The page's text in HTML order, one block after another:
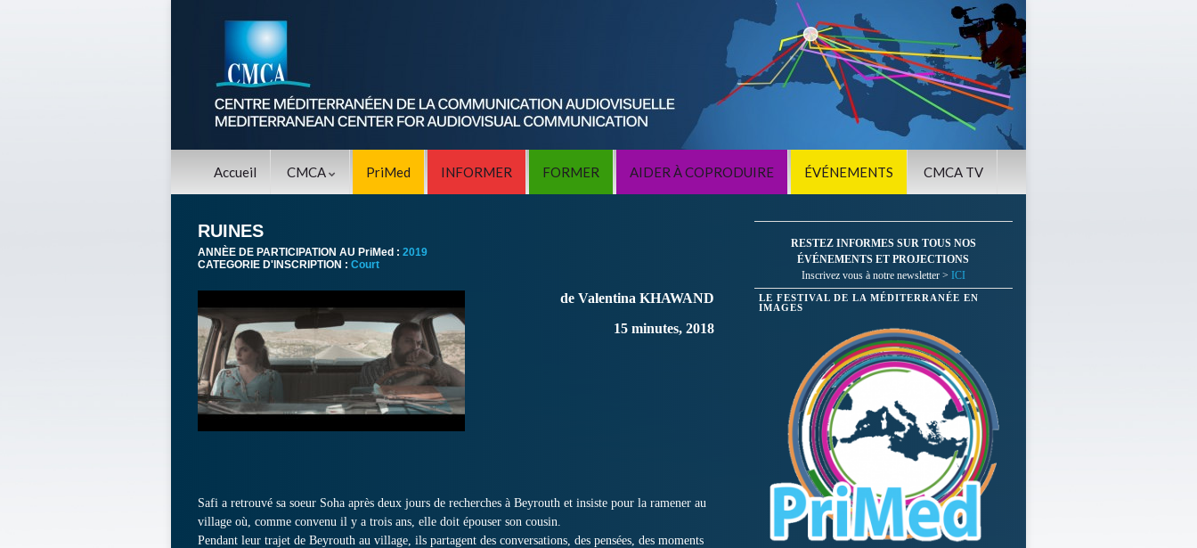
Accueil CMCA PriMed INFORMER FORMER AIDER À COPRODUIRE ÉVÉNEMENTS CMCA TV
RUINES
ANNÈE DE PARTICIPATION AU PriMed : 2019
CATEGORIE D'INSCRIPTION : Court
de Valentina KHAWAND
15 minutes, 2018
Safi a retrouvé sa soeur Soha après deux jours de recherches à Beyrouth et insiste pour la ramener au
village où, comme convenu il y a trois ans, elle doit épouser son cousin.
Pendant leur trajet de Beyrouth au village, ils partagent des conversations, des pensées, des moments
RESTEZ INFORMES SUR TOUS NOS
ÉVÉNEMENTS ET PROJECTIONS
Inscrivez vous à notre newsletter > ICI
LE FESTIVAL DE LA MÉDITERRANÉE EN
IMAGES